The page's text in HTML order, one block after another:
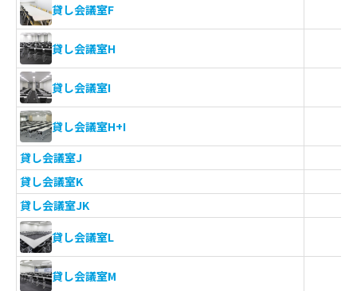
貸し会議室F
貸し会議室H
貸し会議室I
貸し会議室H+I
貸し会議室J
貸し会議室K
貸し会議室JK
貸し会議室L
貸し会議室M